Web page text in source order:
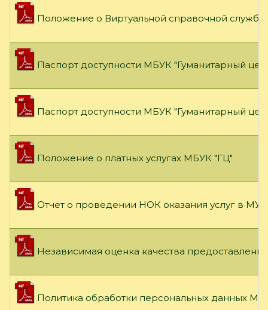
Положение о Виртуальной справочной
Паспорт доступности МБУК "Гуманитарный
Паспорт доступности МБУК "Гуманитарный
Положение о платных услугах МБУК "ГЦ"
Отчет о проведении НОК оказания услуг в
Независимая оценка качества предоставления
Политика обработки персональных данных